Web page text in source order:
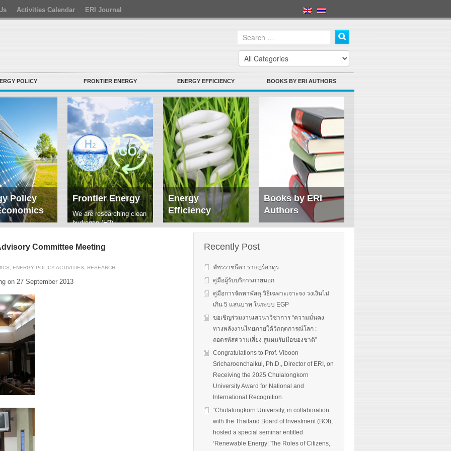
Activities Calendar ERI Journal
POLICY FRONTIER ENERGY ENERGY EFFICIENCY BOOKS BY ERI AUTHORS
Policy
on solar
solar PV
and solar PV
non-tracking
for …
Read More
Frontier Energy
We are researching clean
hydrogen (H2)
energy. We have also
Energy
Efficiency
We evaluate the
performance of energy-
efficient equipment and
programs and give advice
to governments on
Read More
Books by ERI
Authors
Committee Meeting
ENERGY POLICY-ACTIVITIES RESEARCH
on 27 September 2013
Recently Post
พัชรราชธีตา ราษฎร์อาดูร
คู่มือผู้รับบริการภายนอก
คู่มือการจัดหาพัสดุ วิธีเฉพาะเจาะจง วงเงินไม่
เกิน 5 แสนบาท ในระบบ EGP
ขอเชิญร่วมงานเสวนาวิชาการ “ความมั่นคง
ทางพลังงานไทยภายใต้วิกฤตการณ์โลก :
ถอดรหัสความเสี่ยง สู่แผนรับมือของชาติ”
Congratulations to Prof. Viboon
Sricharoenchaikul, Ph.D., Director of ERI, on
Receiving the 2025 Chulalongkorn
University Award for National and
International Recognition.
“Chulalongkorn University, in collaboration
with the Thailand Board of Investment (BOI),
hosted a special seminar entitled
‘Renewable Energy: The Roles of Citizens,